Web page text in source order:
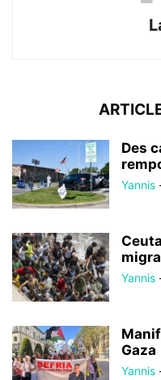
Des
Yannis
Yannis
Gaza
Yannis